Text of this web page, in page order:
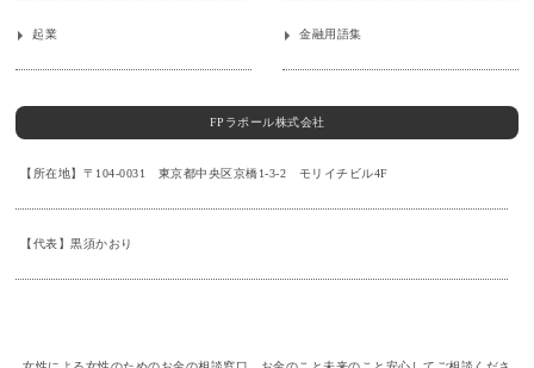
起業 金融用語集
FPラポール株式会社
【所在地】〒104-0031 東京都中央区京橋1-3-2 モリイチビル4F
【代表】黒須かおり